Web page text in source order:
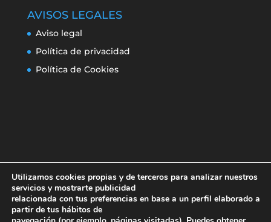
AVISOS LEGALES
Aviso legal
Política de privacidad
Política de Cookies
Utilizamos cookies propias y de terceros para analizar nuestros
servicios y mostrarte publicidad
relacionada con tus preferencias en base a un perfil elaborado a
partir de tus hábitos de